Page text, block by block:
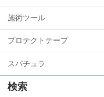
施術ツール
プロテクトテープ
スパチュラ
検索